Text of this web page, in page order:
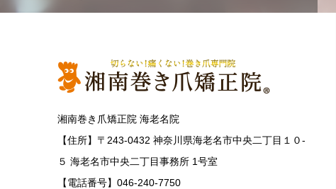
湘南巻き爪矯正院 海老名院
【住所】〒243-0432 神奈川県海老名市中央二丁目１０-
５ 海老名市中央二丁目事務所 1号室
【電話番号】046-240-7750